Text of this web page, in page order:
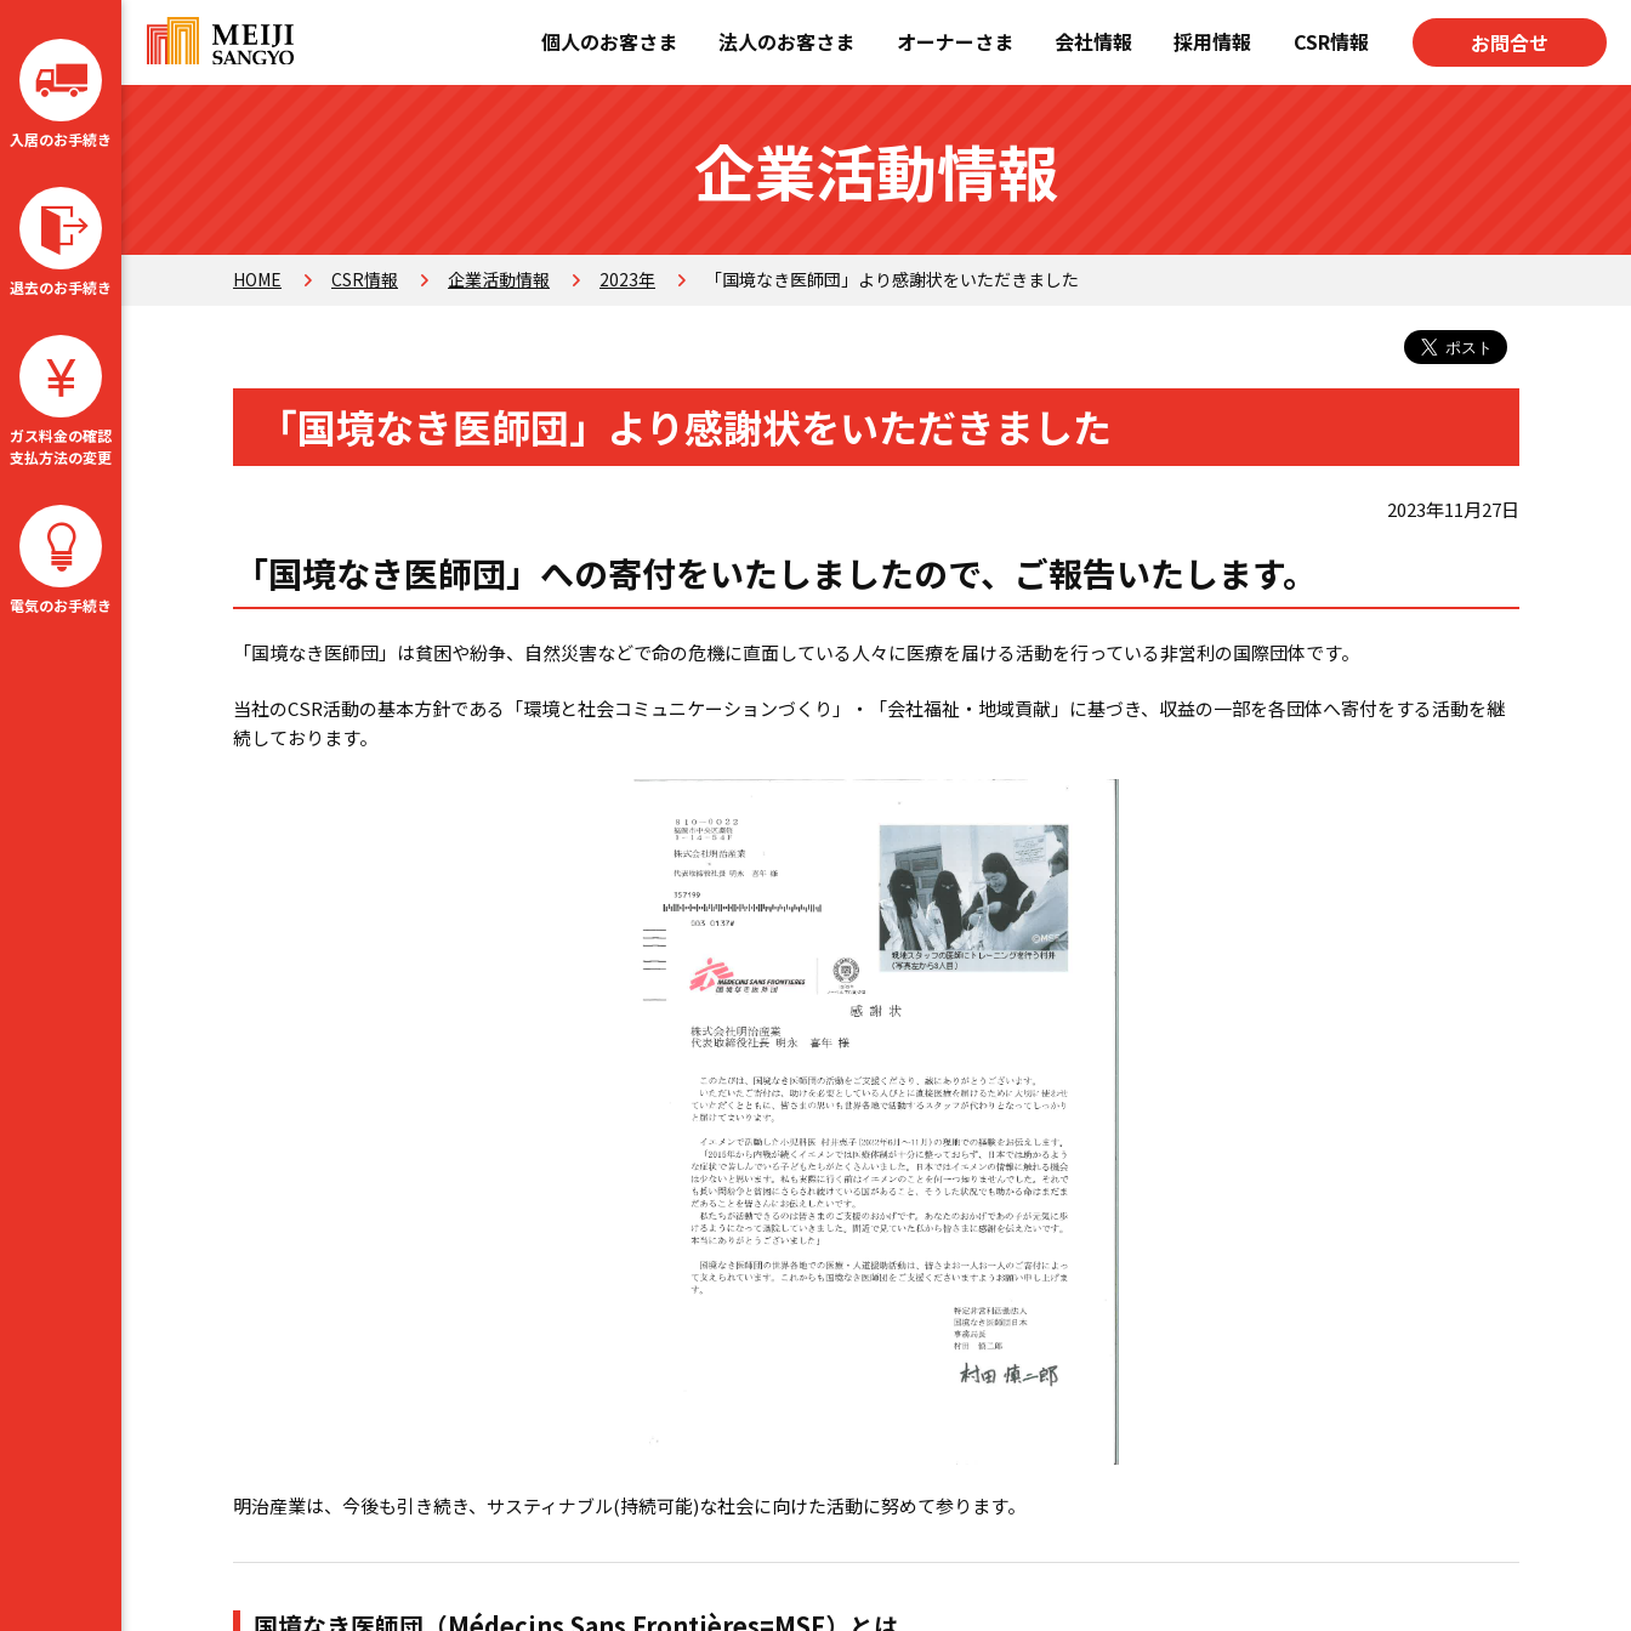
個人のお客さま 法人のお客さま オーナーさま 会社情報 採用情報 CSR情報 お問合せ
入居のお手続き
退去のお手続き
ガス料金の確認
支払方法の変更
電気のお手続き
企業活動情報
HOME CSR情報 企業活動情報 2023年 「国境なき医師団」より感謝状をいただきました
「国境なき医師団」より感謝状をいただきました
2023年11月27日
「国境なき医師団」への寄付をいたしましたので、ご報告いたします。
「国境なき医師団」は貧困や紛争、自然災害などで命の危機に直面している人々に医療を届ける活動を行っている非営利の国際団体です。
当社のCSR活動の基本方針である「環境と社会コミュニケーションづくり」・「会社福祉・地域貢献」に基づき、収益の一部を各団体へ寄付をする活動を継
続しております。
明治産業は、今後も引き続き、サスティナブル(持続可能)な社会に向けた活動に努めて参ります。